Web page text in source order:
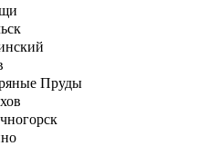
Пруды